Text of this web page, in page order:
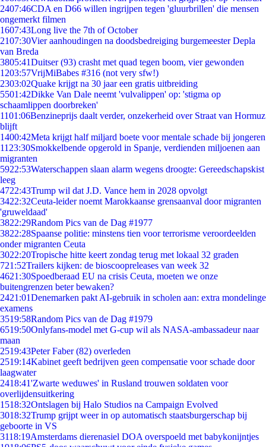
2407:46CDA en D66 willen ingrijpen tegen 'gluurbrillen' die mensen
ongemerkt filmen
1607:43Long live the 7th of October
2107:30Vier aanhoudingen na doodsbedreiging burgemeester Depla
van Breda
3805:41Duitser (93) crasht met quad tegen boom, vier gewonden
1203:57VrijMiBabes #316 (not very sfw!)
2303:02Quake krijgt na 30 jaar een gratis uitbreiding
5501:42Dikke Van Dale neemt 'vulvalippen' op: 'stigma op
schaamlippen doorbreken'
1101:06Benzineprijs daalt verder, onzekerheid over Straat van Hormuz
blijft
1400:42Meta krijgt half miljard boete voor mentale schade bij jongeren
11 23:30Smokkelbende opgerold in Spanje, verdienden miljoenen aan
migranten
5922:53Waterschappen slaan alarm wegens droogte: Gereedschapskist
leeg
4722:43Trump wil dat J.D. Vance hem in 2028 opvolgt
3422:32Ceuta-leider noemt Marokkaanse grensaanval door migranten
'gruweldaad'
3822:29Random Pics van de Dag #1977
3822:28Spaanse politie: minstens tien voor terrorisme veroordeelden
onder migranten Ceuta
3022:20Tropische hitte keert zondag terug met lokaal 32 graden
721:52Trailers kijken: de bioscoopreleases van week 32
4621:30Spoedberaad EU na crisis Ceuta, moeten we onze
buitengrenzen beter bewaken?
2421:01Denemarken pakt AI-gebruik in scholen aan: extra mondelinge
examens
3519:58Random Pics van de Dag #1979
6519:50Onlyfans-model met G-cup wil als NASA-ambassadeur naar
maan
2519:43Peter Faber (82) overleden
2519:14Kabinet geeft bedrijven geen compensatie voor schade door
laagwater
2418:41'Zwarte weduwes' in Rusland trouwen soldaten voor
overlijdensuitkering
1518:32Ontslagen bij Halo Studios na Campaign Evolved
3018:32Trump grijpt weer in op automatisch staatsburgerschap bij
geboorte in VS
3118:19Amsterdams dierenasiel DOA overspoeld met babykonijntjes